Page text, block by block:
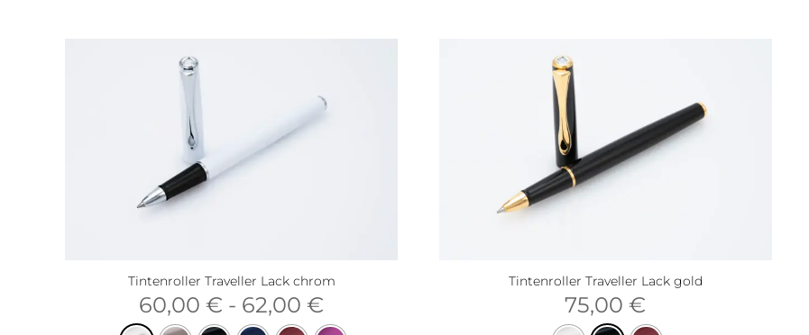
Tintenroller Traveller Lack chrom
60,00 € - 62,00 €
Tintenroller Traveller Lack gold
75,00€